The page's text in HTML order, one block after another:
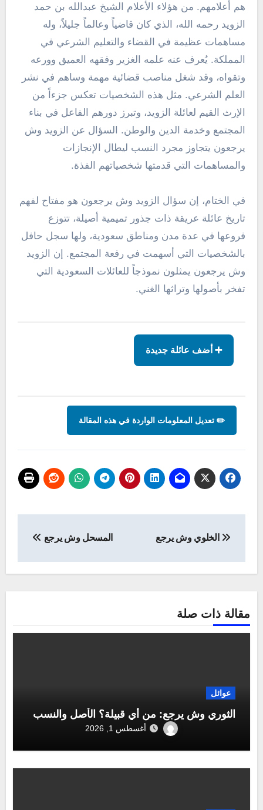
هم أعلامهم. من هؤلاء الأعلام الشيخ عبدالله بن حمد
الزويد رحمه الله، الذي كان قاضياً وعالماً جليلاً، وله
مساهمات عظيمة في القضاء والتعليم الشرعي في
المملكة. يُعرف عنه علمه الغزير وفقهه العميق وورعه
وتقواه، وقد شغل مناصب قضائية مهمة وساهم في نشر
العلم الشرعي. مثل هذه الشخصيات تعكس جزءاً من
الإرث القيم لعائلة الزويد، وتبرز دورهم الفاعل في بناء
المجتمع وخدمة الدين والوطن. السؤال عن الزويد وش
يرجعون يتجاوز مجرد النسب ليطال الإنجازات
والمساهمات التي قدمتها شخصياتهم الفذة.
في الختام، إن سؤال الزويد وش يرجعون هو مفتاح لفهم
تاريخ عائلة عريقة ذات جذور تميمية أصيلة، تتوزع
فروعها في عدة مدن ومناطق سعودية، ولها سجل حافل
بالشخصيات التي أسهمت في رفعة المجتمع. إن الزويد
وش يرجعون يمثلون نموذجاً للعائلات السعودية التي
تفخر بأصولها وتراثها الغني.
➕ أضف عائلة جديدة
✏️ تعديل المعلومات الواردة في هذه المقالة
المقالات
الخلوي وش يرجع المسحل وش يرجع
مقالة ذات صلة
عوائل
الثوري وش يرجع: من أي قبيلة؟ الأصل والنسب
أغسطس 1, 2026